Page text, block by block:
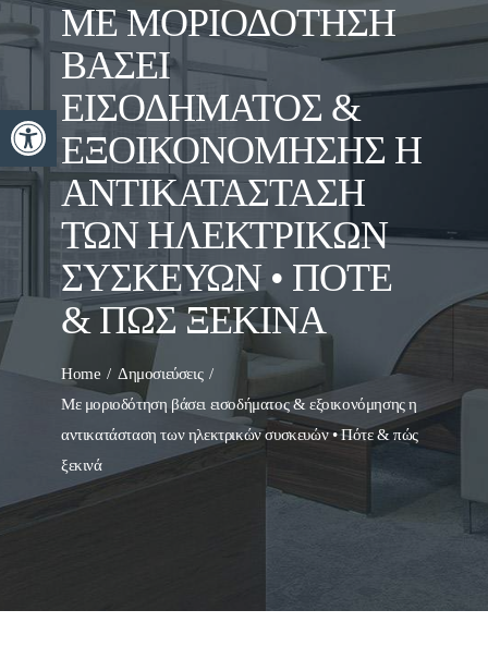
Ανοίξτε τη γραμμή εργαλείων
ΜΕ ΜΟΡΙΟΔΌΤΗΣΗ
ΒΆΣΕΙ
ΕΙΣΟΔΉΜΑΤΟΣ &
ΕΞΟΙΚΟΝΌΜΗΣΗΣ Η
ΑΝΤΙΚΑΤΆΣΤΑΣΗ
ΤΩΝ ΗΛΕΚΤΡΙΚΏΝ
ΣΥΣΚΕΥΏΝ • ΠΌΤΕ
& ΠΏΣ ΞΕΚΙΝΆ
Home
Δημοσιεύσεις
Με μοριοδότηση βάσει εισοδήματος & εξοικονόμησης η
αντικατάσταση των ηλεκτρικών συσκευών • Πότε & πώς
ξεκινά